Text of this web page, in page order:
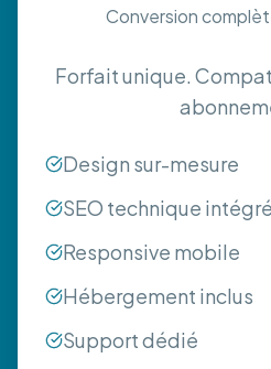
Conversion
Forfait unique.
Design sur-mesure
SEO technique intégré
Responsive mobile
Hébergement inclus
Support dédié